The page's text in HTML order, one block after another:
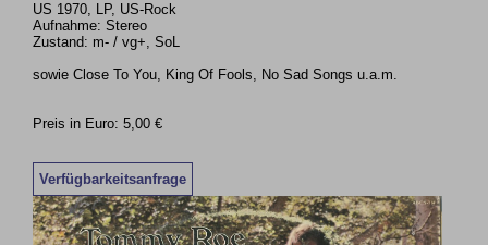
US 1970, LP, US-Rock
Aufnahme: Stereo
Zustand: m- / vg+, SoL
sowie Close To You, King Of Fools, No Sad Songs u.a.m.
Preis in Euro: 5,00 €
Verfügbarkeitsanfrage